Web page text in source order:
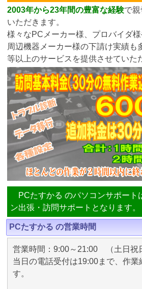
2003年から23年間の豊富な経験で親
いただきます。
様々なPCメーカー様、プロバイダ様
周辺機器メーカー様の下請け実績も
等以上のサービスを提供させていた
PCたすかる のパソコンサポート
ン出張・訪問サポートとなります。
PCたすかる の営業時間
営業時間：9:00～21:00 （土日祝
当日の電話受付は19:00まで、作業
す。